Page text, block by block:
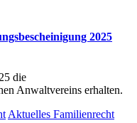
2025
die
Anwaltvereins erhalten.
Aktuelles Familienrecht